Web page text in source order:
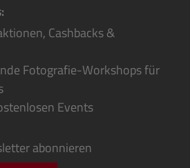
Cashbacks &
Fotografie-Workshops für
Events
abonnieren